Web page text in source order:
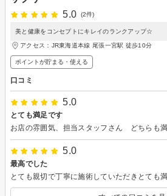
5.0
(2件)
美と健康をコンセプトにキレイのランクアップ☆
アクセス：JR東海道本線 尾張一宮駅 徒歩10分
ポイントが貯まる・使える
口コミ
5.0
とても満足です
5.0
最高でした